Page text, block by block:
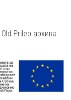
Prilep архива.